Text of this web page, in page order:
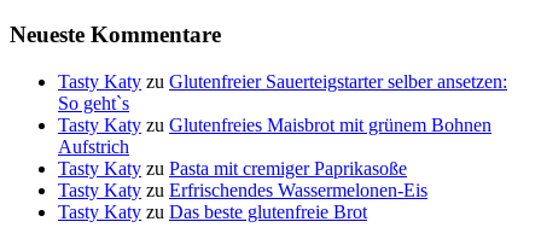
Neueste Kommentare
Tasty Katy zu Glutenfreier Sauerteigstarter selber ansetzen:
So geht`s
Tasty Katy zu Glutenfreies Maisbrot mit grünem Bohnen
Aufstrich
Tasty Katy zu Pasta mit cremiger Paprikasoße
Tasty Katy zu Erfrischendes Wassermelonen-Eis
Tasty Katy zu Das beste glutenfreie Brot